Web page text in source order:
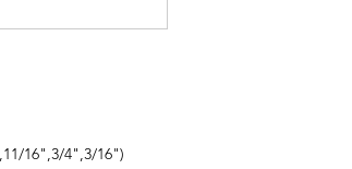
16",3/4",3/16")